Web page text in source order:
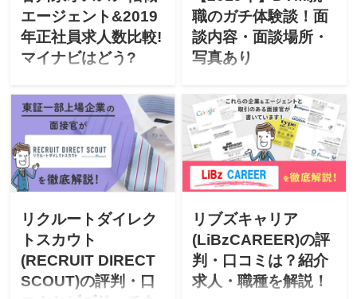
エージェント&2019
年正社員求人数比較!
マイナビはどう?
たい」「香川にUターン転職
したいけど不安」と悩んで
ませんか？上場企業の面接
官が「香川県のオススメ転
職エージェント」「最新
2019年エージェントごとの
します！
職のガチ体験談！面
談内容・面談場所・
写真あり
否両論あるDYM就職を丸裸
に！辛口で素直な体験談で
「DYM就職登録から面談ま
での流れ」「面談内容・提
示求人と感想」「DYM就職
を使用する場合の注意点」
かります。
リクルートダイレク
トスカウト
(RECRUIT DIRECT
SCOUT)の評判・口
リブズキャリア
(LiBzCAREER)の評
判・口コミは？紹介
求人・職種を解説！